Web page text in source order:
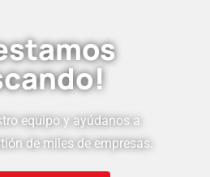
equipo y ayúdanos a
de miles de empresas.